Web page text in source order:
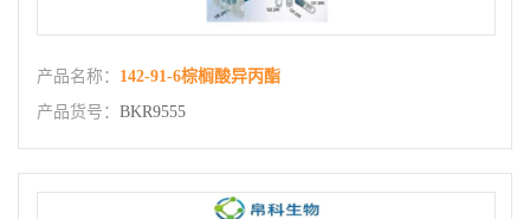
产品名称： 142-91-6棕榈酸异丙酯
产品货号： BKR9555